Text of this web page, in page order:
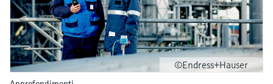
©Endress+Hauser